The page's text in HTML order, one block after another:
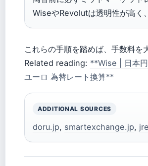
WiseやRevolutは透明性が高く
これらの手順を踏めば、手数料
Related reading: **Wise | 日本
ユーロ 為替レート換算**
ADDITIONAL SOURCES
doru.jp, smartexchange.jp,